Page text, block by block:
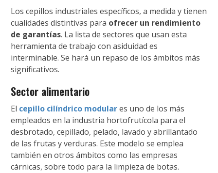
Los cepillos industriales específicos, a medida y tienen
cualidades distintivas para ofrecer un rendimiento
de garantías. La lista de sectores que usan esta
herramienta de trabajo con asiduidad es
interminable. Se hará un repaso de los ámbitos más
significativos.
Sector alimentario
El cepillo cilíndrico modulares uno de los más
empleados en la industria hortofrutícola para el
desbrotado, cepillado, pelado, lavado y abrillantado
de las frutas y verduras. Este modelo se emplea
también en otros ámbitos como las empresas
cárnicas, sobre todo para la limpieza de botas.